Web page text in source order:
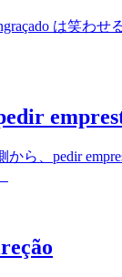
は笑わせ
から、pedir